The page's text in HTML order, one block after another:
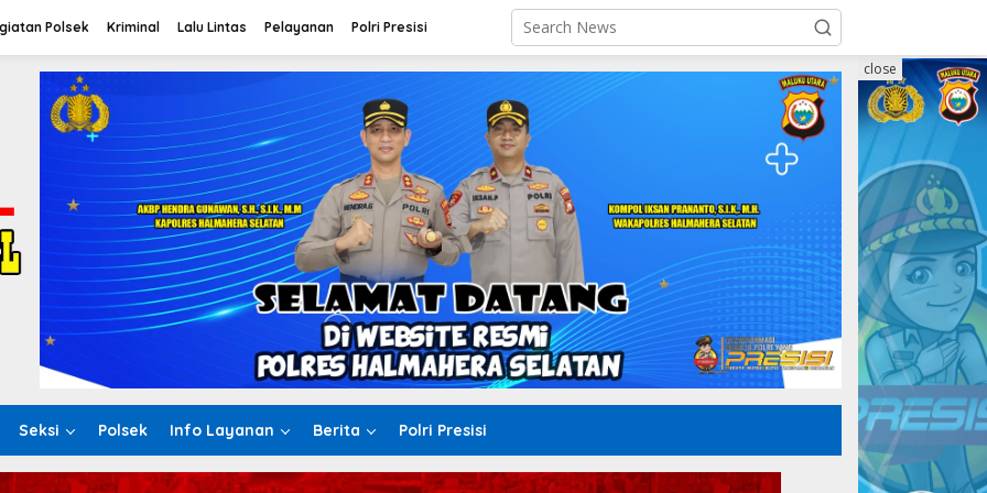
Polsek Kriminal Lalu Lintas Pelayanan Polri Presisi
Seksi Polsek Info Layanan Berita Polri Presisi
close